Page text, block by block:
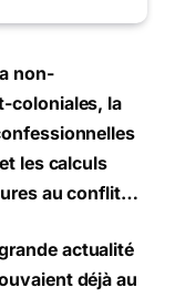
non-
coloniales, la
les calculs
au conflit…
actualité
déjà au